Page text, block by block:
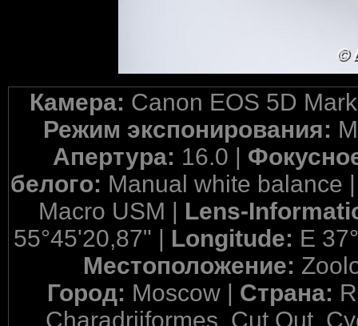
Камера: Canon EOS 5D
Режим экспонирования:
Апертура: 16.0 |
белого: Manual white balance
Macro USM | Lens-
55°45'20,87" | Longitude: E
Местоположение:
Город: Moscow | Страна:
Charadriiformes, Cut Out,